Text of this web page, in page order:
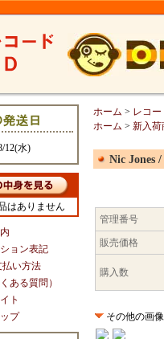
水)
はありません
ョン表記
払い方法
ある質問）
ト
プ
ホーム > レコ
ホーム > 新入荷
Nic Jones
管理番号
販売価格
購入数
その他の画